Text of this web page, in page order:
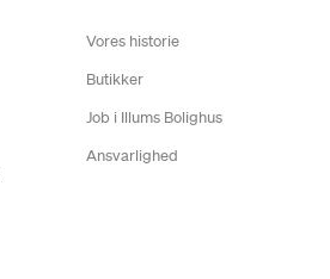
Vores historie
Butikker
Job i Illums Bolighus
Ansvarlighed